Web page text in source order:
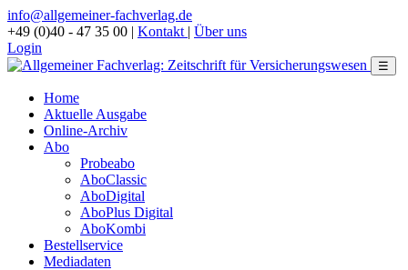
info@allgemeiner-fachverlag.de
+49 (0)40 - 47 35 00 | Kontakt | Über uns
Login
☰
Home
Aktuelle Ausgabe
Online-Archiv
Abo
Probeabo
AboClassic
AboDigital
AboPlus Digital
AboKombi
Bestellservice
Mediadaten